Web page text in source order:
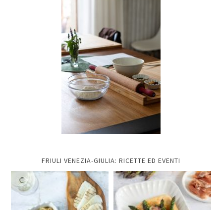
FRIULI VENEZIA-GIULIA: RICETTE ED EVENTI